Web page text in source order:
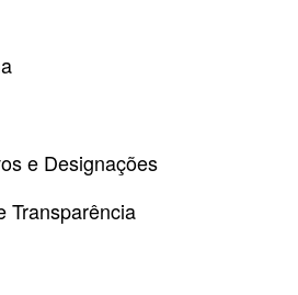
e Designações
Transparência